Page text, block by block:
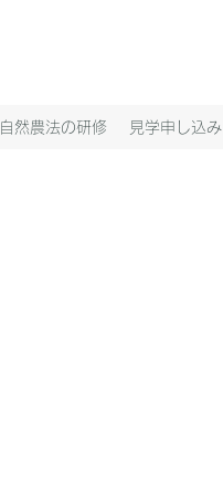
自然農法の研修 見学申し込み